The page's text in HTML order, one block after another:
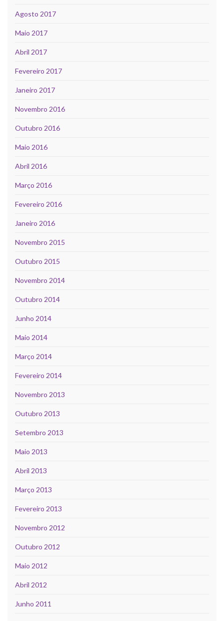
Agosto 2017
Maio 2017
Abril 2017
Fevereiro 2017
Janeiro 2017
Novembro 2016
Outubro 2016
Maio 2016
Abril 2016
Março 2016
Fevereiro 2016
Janeiro 2016
Novembro 2015
Outubro 2015
Novembro 2014
Outubro 2014
Junho 2014
Maio 2014
Março 2014
Fevereiro 2014
Novembro 2013
Outubro 2013
Setembro 2013
Maio 2013
Abril 2013
Março 2013
Fevereiro 2013
Novembro 2012
Outubro 2012
Maio 2012
Abril 2012
Junho 2011